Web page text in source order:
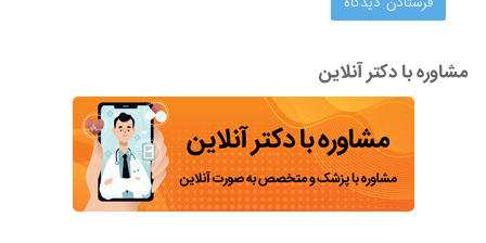
مشاوره با دکتر آنلاین